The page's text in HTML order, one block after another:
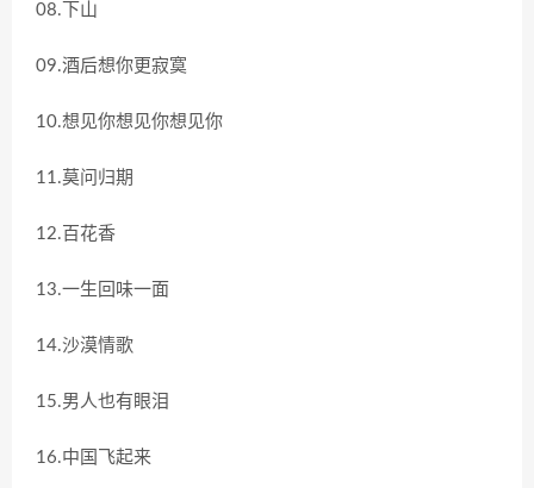
08.下山
09.酒后想你更寂寞
10.想见你想见你想见你
11.莫问归期
12.百花香
13.一生回味一面
14.沙漠情歌
15.男人也有眼泪
16.中国飞起来